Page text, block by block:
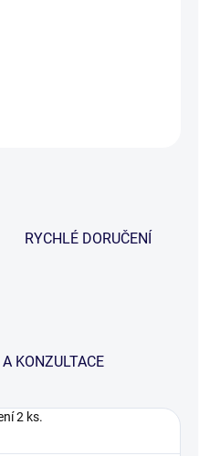
RYCHLÉ DORUČENÍ
KONZULTACE
2 ks.